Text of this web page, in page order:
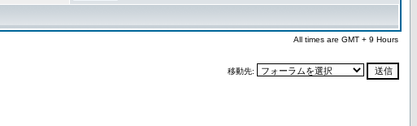
All times are GMT + 9 Hours
移動先: